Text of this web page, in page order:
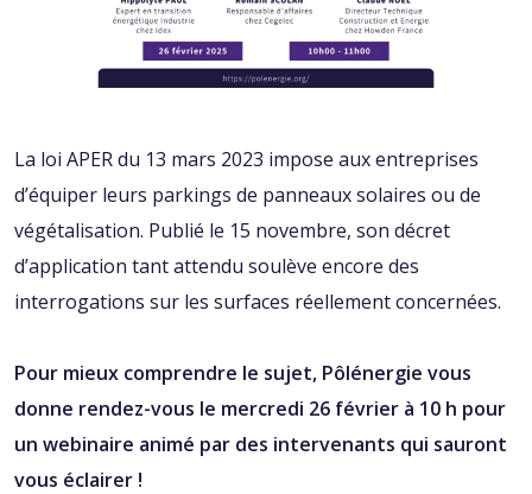
La loi APER du 13 mars 2023 impose aux entreprises
d’équiper leurs parkings de panneaux solaires ou de
végétalisation. Publié le 15 novembre, son décret
d’application tant attendu soulève encore des
interrogations sur les surfaces réellement concernées.
Pour mieux comprendre le sujet, Pôlénergie vous
donne rendez-vous le mercredi 26 février à 10 h pour
un webinaire animé par des intervenants qui sauront
vous éclairer !